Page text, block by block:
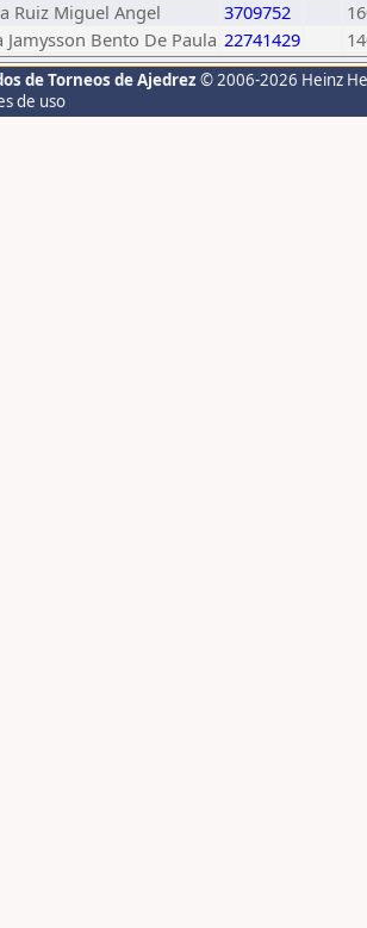
Ruiz Miguel Angel 3709752
Jamysson Bento De Paula 22741429
de Torneos de Ajedrez © 2006-2026 Heinz
de uso